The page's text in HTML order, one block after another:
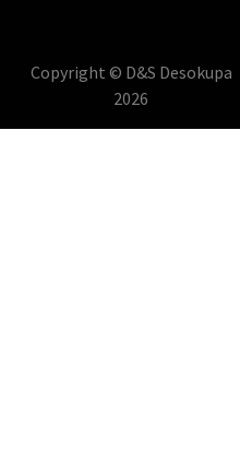
Copyright © D&S Desokupa
2026